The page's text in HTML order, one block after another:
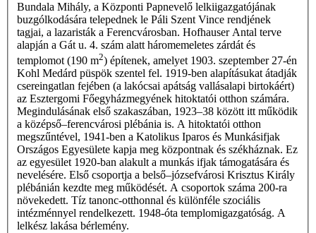
Bundala Mihály, a Központi Papnevelő lelkiigazgatójának
buzgólkodására telepednek le Páli Szent Vince rendjének
tagjai, a lazaristák a Ferencvárosban. Hofhauser Antal terve
alapján a Gát u. 4. szám alatt háromemeletes zárdát és
templomot (190 m2) építenek, amelyet 1903. szeptember 27-én
Kohl Medárd püspök szentel fel. 1919-ben alapításukat átadják
csereingatlan fejében (a lakócsai apátság vallásalapi birtokáért)
az Esztergomi Főegyházmegyének hitoktatói otthon számára.
Megindulásának első szakaszában, 1923–38 között itt működik
a középső–ferencvárosi plébánia is. A hitoktatói otthon
megszűntével, 1941-ben a Katolikus Iparos és Munkásifjak
Országos Egyesülete kapja meg központnak és székháznak. Ez
az egyesület 1920-ban alakult a munkás ifjak támogatására és
nevelésére. Első csoportja a belső–józsefvárosi Krisztus Király
plébánián kezdte meg működését. A csoportok száma 200-ra
növekedett. Tíz tanonc-otthonnal és különféle szociális
intézménnyel rendelkezett. 1948-óta templomigazgatóság. A
lelkész lakása bérlemény.